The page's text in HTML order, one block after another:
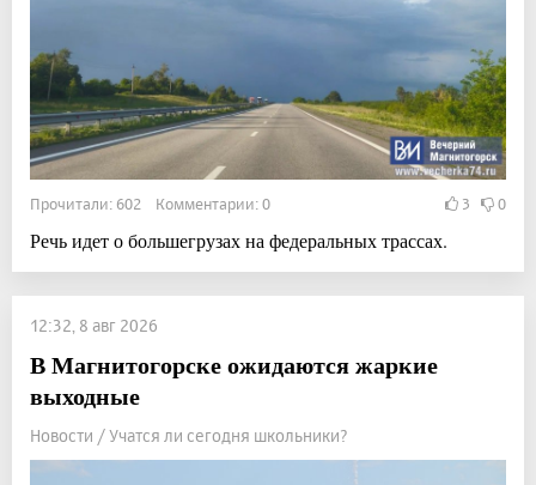
Прочитали: 602 Комментарии: 0 3 0
Речь идет о большегрузах на федеральных трассах.
12:32, 8 авг 2026
В Магнитогорске ожидаются жаркие
выходные
Новости / Учатся ли сегодня школьники?